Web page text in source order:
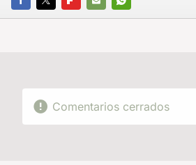
FACEBOOK
TWITTERFLIPBOARD
E-
WHATSAPP
Comentarios cerrados